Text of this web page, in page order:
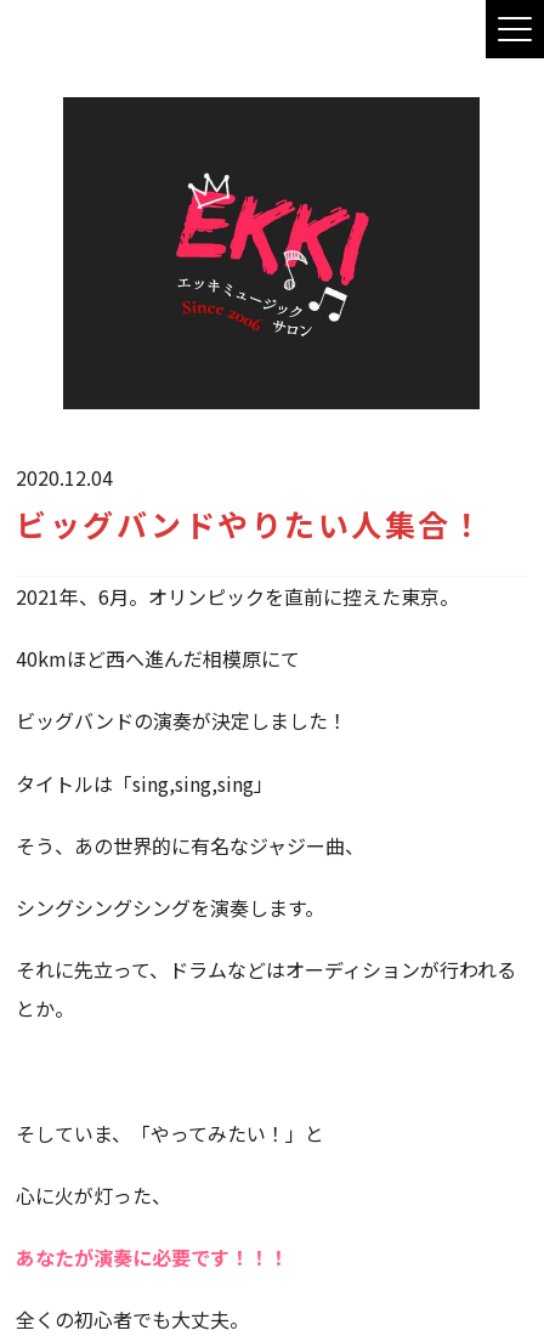
2020.12.04
ビッグバンドやりたい人集合！
2021年、6月。オリンピックを直前に控えた東京。
40kmほど西へ進んだ相模原にて
ビッグバンドの演奏が決定しました！
タイトルは「sing,sing,sing」
そう、あの世界的に有名なジャジー曲、
シングシングシングを演奏します。
それに先立って、ドラムなどはオーディションが行われる
とか。
そしていま、「やってみたい！」と
心に火が灯った、
あなたが演奏に必要です！！！
全くの初心者でも大丈夫。